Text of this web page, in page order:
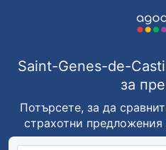
Saint-Genes-de-
за
Потърсете, за да
страхотни предложения